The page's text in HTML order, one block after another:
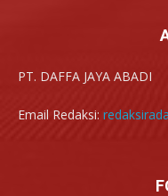
PT. DAFFA JAYA ABADI
Email Redaksi: